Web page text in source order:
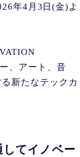
年4月3日(金)よ
、アート、音
新たなテックカ
てイノベー